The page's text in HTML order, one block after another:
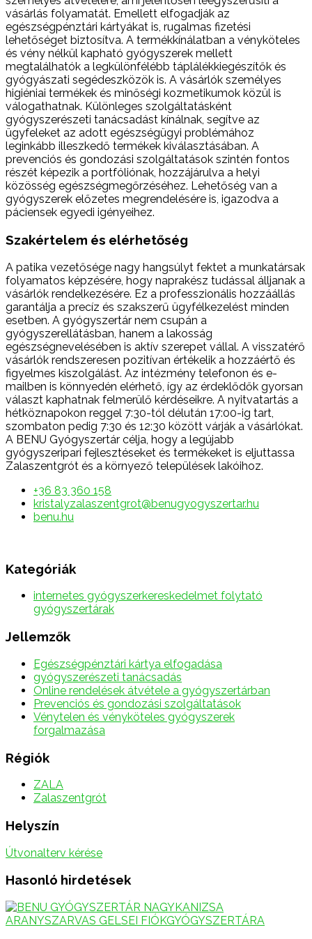
vásárlás folyamatát. Emellett elfogadják az
egészségpénztári kártyákat is, rugalmas fizetési
lehetőséget biztosítva. A termékkínálatban a vényköteles
és vény nélkül kapható gyógyszerek mellett
megtalálhatók a legkülönfélébb táplálékkiegészítők és
gyógyászati segédeszközök is. A vásárlók személyes
higiéniai termékek és minőségi kozmetikumok közül is
válogathatnak. Különleges szolgáltatásként
gyógyszerészeti tanácsadást kínálnak, segítve az
ügyfeleket az adott egészségügyi problémához
leginkább illeszkedő termékek kiválasztásában. A
prevenciós és gondozási szolgáltatások szintén fontos
részét képezik a portfóliónak, hozzájárulva a helyi
közösség egészségmegőrzéséhez. Lehetőség van a
gyógyszerek előzetes megrendelésére is, igazodva a
páciensek egyedi igényeihez.
Szakértelem és elérhetőség
A patika vezetősége nagy hangsúlyt fektet a munkatársak
folyamatos képzésére, hogy naprakész tudással álljanak a
vásárlók rendelkezésére. Ez a professzionális hozzáállás
garantálja a precíz és szakszerű ügyfélkezelést minden
esetben. A gyógyszertár nem csupán a
gyógyszerellátásban, hanem a lakosság
egészségnevelésében is aktív szerepet vállal. A visszatérő
vásárlók rendszeresen pozitívan értékelik a hozzáértő és
figyelmes kiszolgálást. Az intézmény telefonon és e-
mailben is könnyedén elérhető, így az érdeklődők gyorsan
választ kaphatnak felmerülő kérdéseikre. A nyitvatartás a
hétköznapokon reggel 7:30-tól délután 17:00-ig tart,
szombaton pedig 7:30 és 12:30 között várják a vásárlókat.
A BENU Gyógyszertár célja, hogy a legújabb
gyógyszeripari fejlesztéseket és termékeket is eljuttassa
Zalaszentgrót és a környező települések lakóihoz.
+36 83 360 158
kristalyzalaszentgrot@benugyogyszertar.hu
benu.hu
Kategóriák
internetes gyógyszerkereskedelmet folytató
gyógyszertárak
Jellemzők
Egészségpénztári kártya elfogadása
gyógyszerészeti tanácsadás
Online rendelések átvétele a gyógyszertárban
Prevenciós és gondozási szolgáltatások
Vénytelen és vényköteles gyógyszerek
forgalmazása
Régiók
ZALA
Zalaszentgrót
Helyszín
Útvonalterv kérése
Hasonló hirdetések